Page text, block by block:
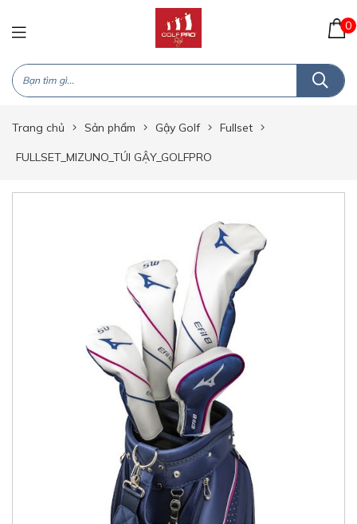
0
Trang chủ Sản phẩm Gậy Golf Fullset
FULLSET_MIZUNO_TÚI GẬY_GOLFPRO